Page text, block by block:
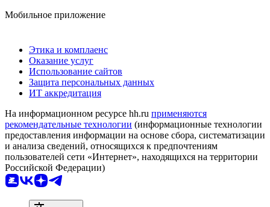
Мобильное приложение
Этика и комплаенс
Оказание услуг
Использование сайтов
Защита персональных данных
ИТ аккредитация
На информационном ресурсе hh.ru применяются
рекомендательные технологии (информационные технологии
предоставления информации на основе сбора, систематизации
и анализа сведений, относящихся к предпочтениям
пользователей сети «Интернет», находящихся на территории
Российской Федерации)